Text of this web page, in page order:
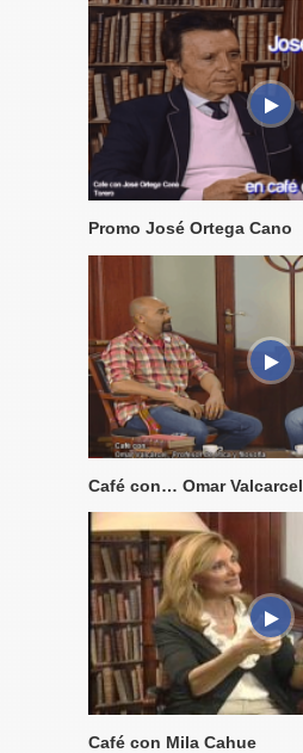
Promo José Ortega Cano
Café con… Omar Valcarcel
Café con Mila Cahue